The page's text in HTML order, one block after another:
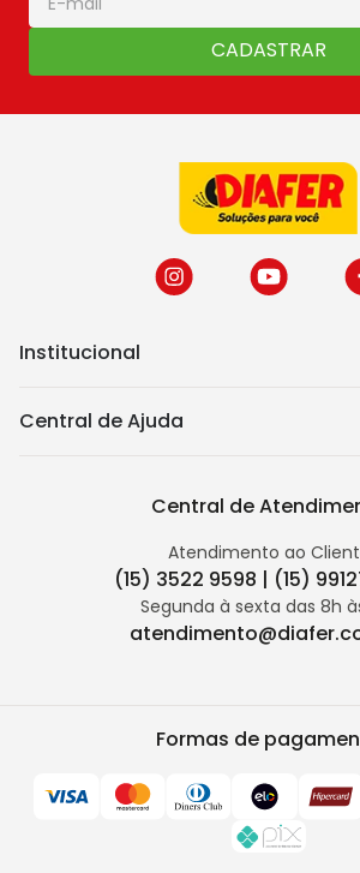
CADASTRAR
Institucional
Central de Ajuda
Central de
Atendimento ao
(15) 3522 9598 | (15)
Segunda à sexta das 8h
Formas de